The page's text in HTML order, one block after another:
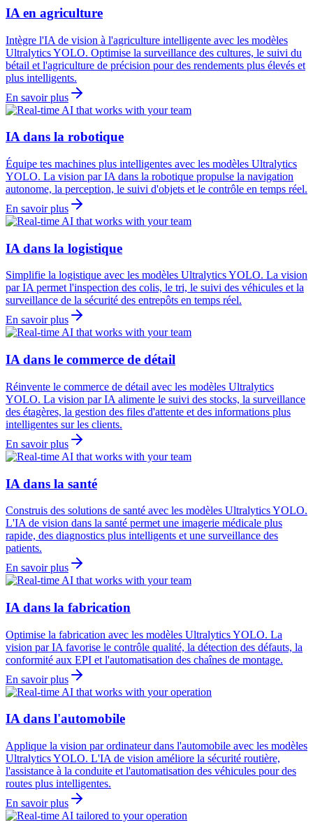
IA en agriculture
Intègre l'IA de vision à l'agriculture intelligente avec les modèles
Ultralytics YOLO. Optimise la surveillance des cultures, le suivi du
bétail et l'agriculture de précision pour des rendements plus élevés et
plus intelligents.
En savoir plus
IA dans la robotique
Équipe tes machines plus intelligentes avec les modèles Ultralytics
YOLO. La vision par IA dans la robotique propulse la navigation
autonome, la perception, le suivi d'objets et le contrôle en temps réel.
En savoir plus
IA dans la logistique
Simplifie la logistique avec les modèles Ultralytics YOLO. La vision
par IA permet l'inspection des colis, le tri, le suivi des véhicules et la
surveillance de la sécurité des entrepôts en temps réel.
En savoir plus
IA dans le commerce de détail
Réinvente le commerce de détail avec les modèles Ultralytics
YOLO. La vision par IA alimente le suivi des stocks, la surveillance
des étagères, la gestion des files d'attente et des informations plus
intelligentes sur les clients.
En savoir plus
IA dans la santé
Construis des solutions de santé avec les modèles Ultralytics YOLO.
L'IA de vision dans la santé permet une imagerie médicale plus
rapide, des diagnostics plus intelligents et une surveillance des
patients.
En savoir plus
IA dans la fabrication
Optimise la fabrication avec les modèles Ultralytics YOLO. La
vision par IA favorise le contrôle qualité, la détection des défauts, la
conformité aux EPI et l'automatisation des chaînes de montage.
En savoir plus
IA dans l'automobile
Applique la vision par ordinateur dans l'automobile avec les modèles
Ultralytics YOLO. L'IA de vision améliore la sécurité routière,
l'assistance à la conduite et l'automatisation des véhicules pour des
routes plus intelligentes.
En savoir plus